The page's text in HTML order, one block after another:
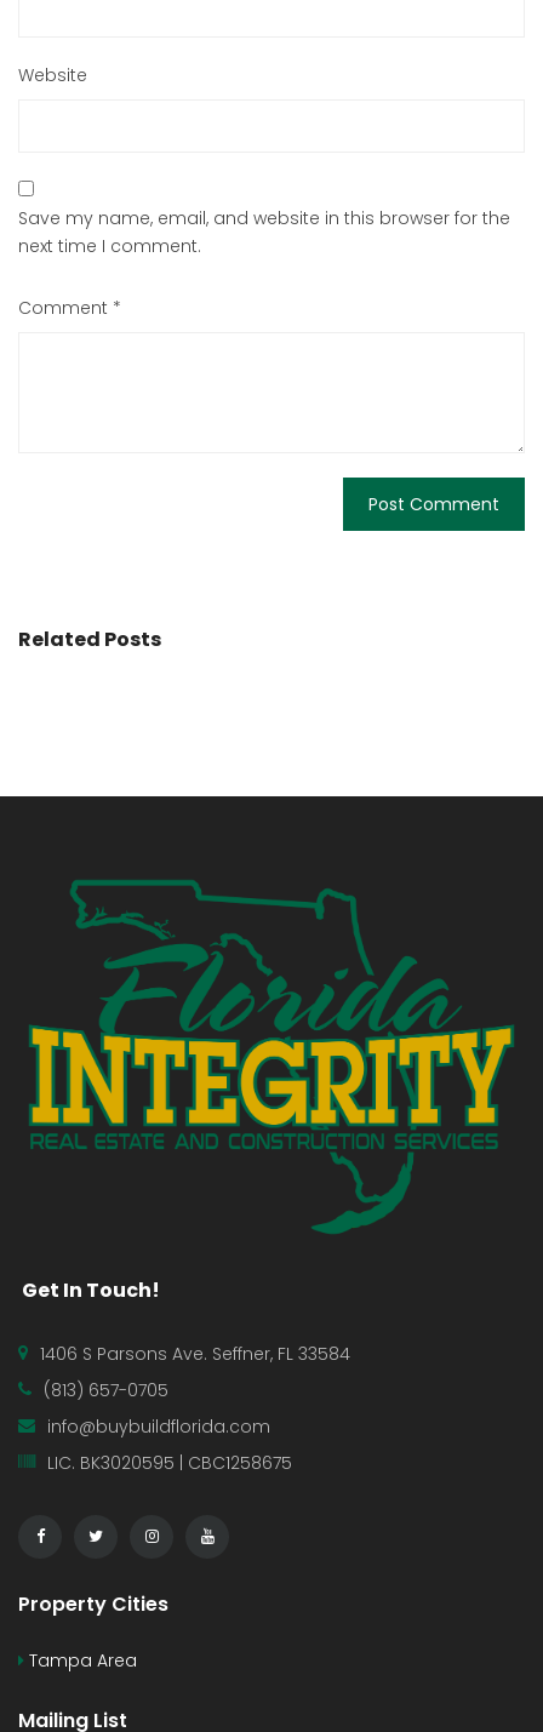
Website
Save my name, email, and website in this browser for the
next time I comment.
Comment *
Related Posts
Get In Touch!
1406 S Parsons Ave. Seffner, FL 33584
(813) 657-0705
info@buybuildflorida.com
LIC. BK3020595 | CBC1258675
Property Cities
Tampa Area
Mailing List